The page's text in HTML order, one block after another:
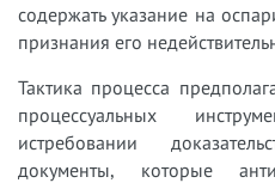
содержать указание на
признания его
Тактика процесса
процессуальных
истребовании
документы, которые